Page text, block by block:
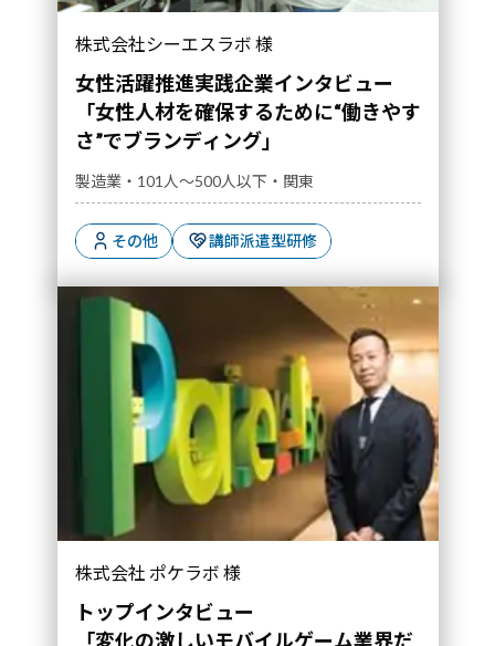
ランディング」｜導入事例">
株式会社シーエスラボ 様
女性活躍推進実践企業インタビュー
「女性人材を確保するために“働きやす
さ”でブランディング」
製造業・101人～500人以下・関東
その他 講師派遣型研修
そ、ブレないミッションを軸に現場に寄り添っ
た人材開発を行っている」｜導入事例">
株式会社 ポケラボ 様
トップインタビュー
「変化の激しいモバイルゲーム業界だ